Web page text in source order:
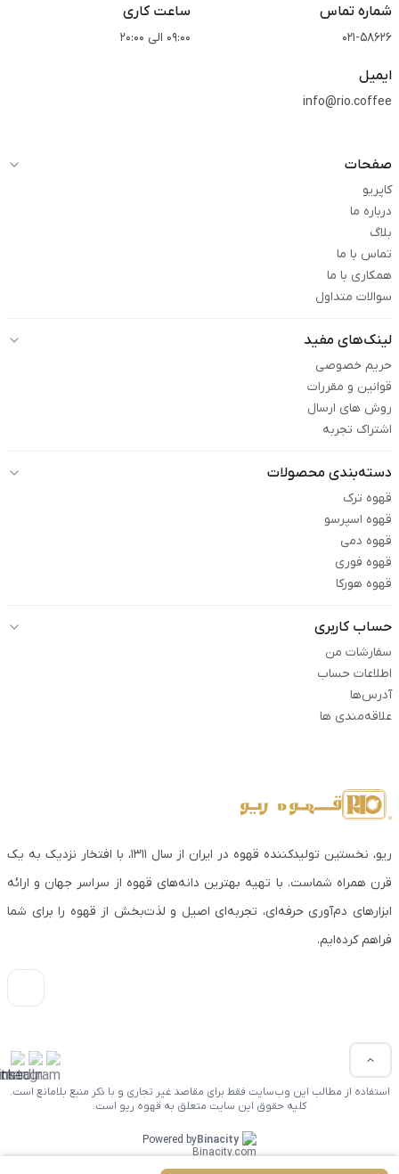
شماره تماس
021-58626
ساعت کاری
09:00 الی 20:00
ایمیل
info@rio.coffee
صفحات
کاپریو
درباره ما
بلاگ
تماس با ما
همکاری با ما
سوالات متداول
لینک‌های مفید
حریم خصوصی
قوانین و مقررات
روش های ارسال
اشتراک تجربه
دسته‌بندی محصولات
قهوه ترک
قهوه اسپرسو
قهوه دمی
قهوه فوری
قهوه هورکا
حساب کاربری
سفارشات من
اطلاعات حساب
آدرس‌ها
علاقه‌مندی ها
ریو، نخستین تولیدکننده قهوه در ایران از سال ۱۳۱۱، با افتخار نزدیک به یک
قرن همراه شماست. با تهیه بهترین دانه‌های قهوه از سراسر جهان و ارائه
ابزارهای دم‌آوری حرفه‌ای، تجربه‌ای اصیل و لذت‌بخش از قهوه را برای شما
فراهم کرده‌ایم.
استفاده از مطالب این وب‌سایت فقط برای مقاصد غیر تجاری و با ذکر منبع بلامانع است.
کلیه حقوق این سایت متعلق به قهوه ریو است.
Powered byBinacity